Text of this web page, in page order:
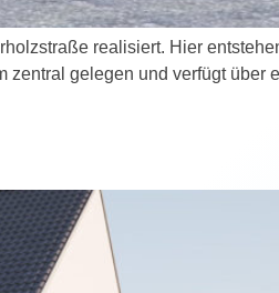
realisiert. Hier
zentral gelegen und verfügt über